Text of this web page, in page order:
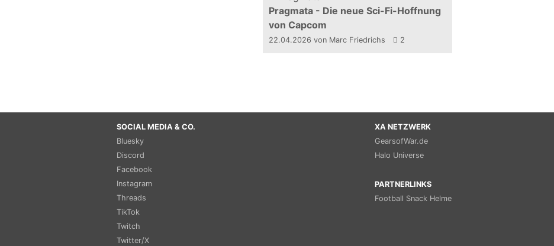
Pragmata - Die neue Sci-Fi-Hoffnung
von Capcom
22.04.2026 von Marc Friedrichs 2
SOCIAL MEDIA & CO.
Bluesky
Discord
Facebook
Instagram
Threads
TikTok
Twitch
Twitter/X
XA NETZWERK
GearsofWar.de
Halo Universe
PARTNERLINKS
Football Snack Helme